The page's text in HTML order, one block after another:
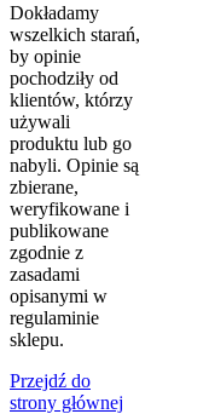
Dokładamy
wszelkich starań,
by opinie
pochodziły od
klientów, którzy
używali
produktu lub go
nabyli. Opinie są
zbierane,
weryfikowane i
publikowane
zgodnie z
zasadami
opisanymi w
regulaminie
sklepu.
Przejdź do
strony głównej